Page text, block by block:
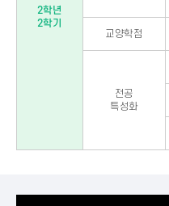
2학년
2학기
교양학점
전공
특성화